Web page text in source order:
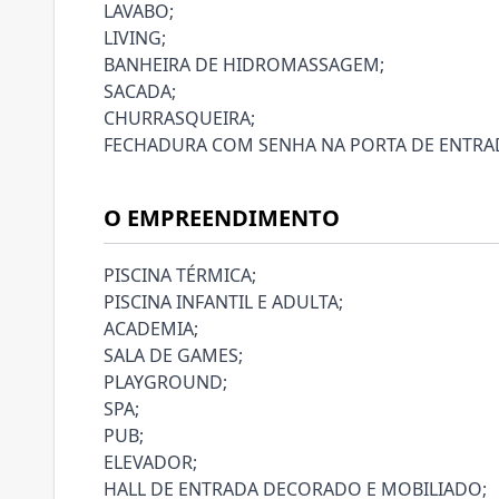
LAVABO;
LIVING;
BANHEIRA DE HIDROMASSAGEM;
SACADA;
CHURRASQUEIRA;
FECHADURA COM SENHA NA PORTA DE
O EMPREENDIMENTO
PISCINA TÉRMICA;
PISCINA INFANTIL E ADULTA;
ACADEMIA;
SALA DE GAMES;
PLAYGROUND;
SPA;
PUB;
ELEVADOR;
HALL DE ENTRADA DECORADO E MOBILIADO;